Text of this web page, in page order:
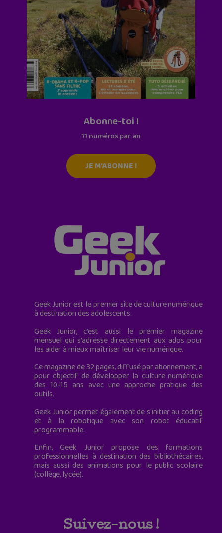
Abonne-toi !
11 numéros par an
JE M'ABONNE !
Geek Junior est le premier site de culture numérique
à destination des adolescents.
Geek Junior, c’est aussi le premier magazine
mensuel qui s’adresse directement aux ados pour
les aider à mieux maîtriser leur vie numérique.
Ce magazine de 32 pages, diffusé par abonnement, a
pour objectif de développer la culture numérique
des 10-15 ans avec une approche pratique des
outils.
Geek Junior permet également de s'initier au coding
et à la robotique avec son robot éducatif
programmable.
Enfin, Geek Junior propose des formations
professionnelles à destination des bibliothécaires,
mais aussi des animations pour le public scolaire
(collège, lycée).
Suivez-nous !